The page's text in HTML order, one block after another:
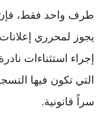
طرف واحد فقط، فإن
يجوز لمحرري
إجراء استثناءات
التي تكون فيها
سراً قانونية.